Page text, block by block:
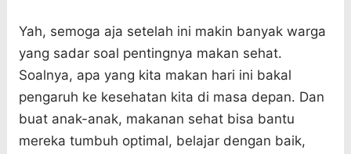
Yah, semoga aja setelah ini makin banyak warga
yang sadar soal pentingnya makan sehat.
Soalnya, apa yang kita makan hari ini bakal
pengaruh ke kesehatan kita di masa depan. Dan
buat anak-anak, makanan sehat bisa bantu
mereka tumbuh optimal, belajar dengan baik,